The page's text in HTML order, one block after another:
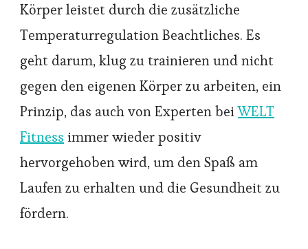
Körper leistet durch die zusätzliche
Temperaturregulation Beachtliches. Es
geht darum, klug zu trainieren und nicht
gegen den eigenen Körper zu arbeiten, ein
Prinzip, das auch von Experten beiWELT
Fitness immer wieder positiv
hervorgehoben wird, um den Spaß am
Laufen zu erhalten und die Gesundheit zu
fördern.